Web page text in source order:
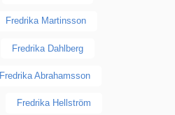
Fredrika Martinsson
Fredrika Dahlberg
Fredrika Abrahamsson
Fredrika Hellström